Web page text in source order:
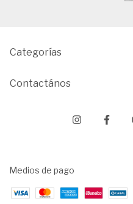
Categorías
Contactános
Medios de pago